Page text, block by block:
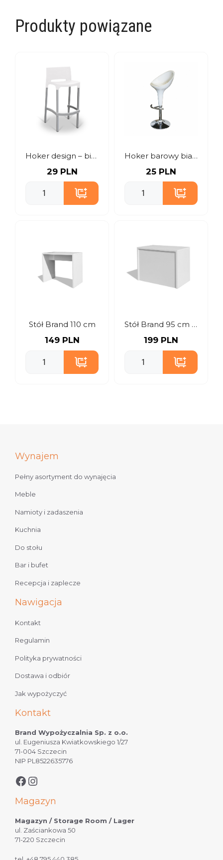
Produkty powiązane
Hoker design – biały
29 PLN
Hoker barowy biały
25 PLN
Stół Brand 110 cm
149 PLN
Stół Brand 95 cm z frontem
199 PLN
Wynajem
Pełny asortyment do wynajęcia
Meble
Namioty i zadaszenia
Kuchnia
Do stołu
Bar i bufet
Recepcja i zaplecze
Nawigacja
Kontakt
Regulamin
Polityka prywatności
Dostawa i odbiór
Jak wypożyczyć
Kontakt
Brand Wypożyczalnia Sp. z o.o.
ul. Eugeniusza Kwiatkowskiego 1/27
71-004 Szczecin
NIP PL8522635776
Magazyn
Magazyn / Storage Room / Lager
ul. Zaściankowa 50
71-220 Szczecin